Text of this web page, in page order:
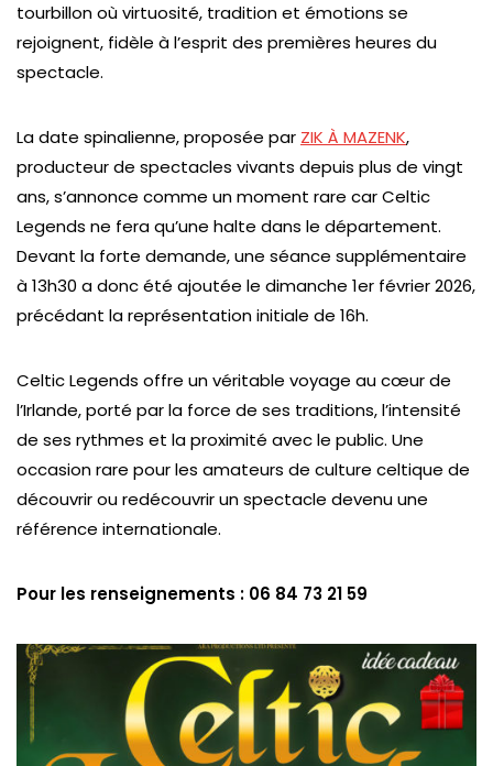
tourbillon où virtuosité, tradition et émotions se
rejoignent, fidèle à l’esprit des premières heures du
spectacle.
La date spinalienne, proposée par ZIK À MAZENK,
producteur de spectacles vivants depuis plus de vingt
ans, s’annonce comme un moment rare car Celtic
Legends ne fera qu’une halte dans le département.
Devant la forte demande, une séance supplémentaire
à 13h30 a donc été ajoutée le dimanche 1er février 2026,
précédant la représentation initiale de 16h.
Celtic Legends offre un véritable voyage au cœur de
l’Irlande, porté par la force de ses traditions, l’intensité
de ses rythmes et la proximité avec le public. Une
occasion rare pour les amateurs de culture celtique de
découvrir ou redécouvrir un spectacle devenu une
référence internationale.
Pour les renseignements : 06 84 73 21 59